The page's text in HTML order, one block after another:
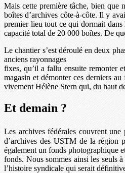
Mais cette première tâche, bien que
boîtes d’archives côte-à-côte. Il y
premier lieu tout ce qui dormait dans
capacité total de 20 000 boîtes. De
Le chantier s’est déroulé en deux
anciens rayonnages
fixes, qu’il a fallu ensuite remonter
magasin et démonter ces derniers
vivement Hélène Stern qui, du haut
Et demain ?
Les archives fédérales couvrent
d’archives des USTM de la région
également un fonds photographique
fonds. Nous sommes ainsi les seuls
l’histoire syndicale qui serait